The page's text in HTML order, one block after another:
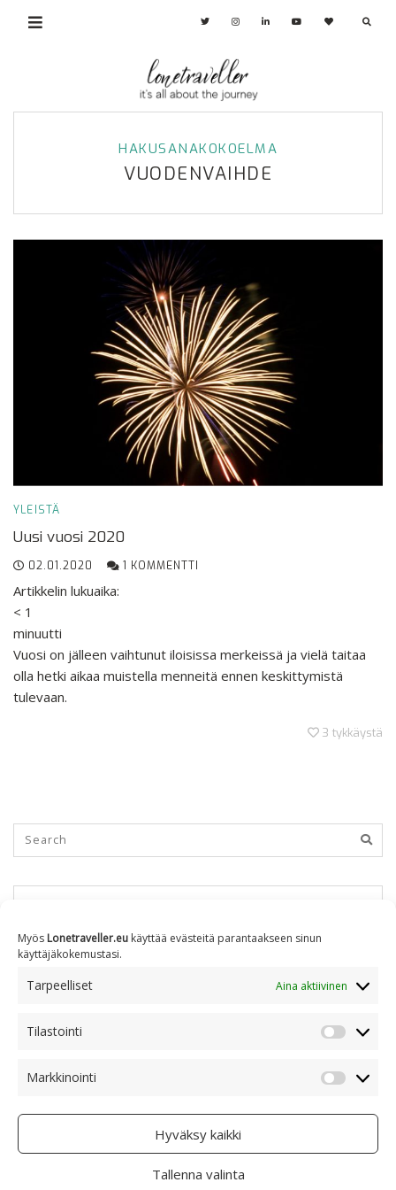
Myös Lonetraveller.eu käyttää evästeitä parantaakseen sinun
käyttäjäkokemustasi.
Tarpeelliset Aina aktiivinen
Tilastointi
Markkinointi
Hyväksy kaikki
Tallenna valinta
HAKUSANAKOKOELMA
VUODENVAIHDE
YLEISTÄ
Uusi vuosi 2020
02.01.2020 1 KOMMENTTI
Artikkelin lukuaika:
< 1
minuutti
Vuosi on jälleen vaihtunut iloisissa merkeissä ja vielä taitaa
olla hetki aikaa muistella menneitä ennen keskittymistä
tulevaan.
3 tykkäystä
Kuukausittain
Aiheittain
COPYRIGHT © 2005 - 2023 RAMI RANTA